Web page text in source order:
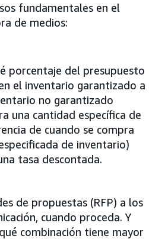
fundamentales en el
de medios:
porcentaje del presupuesto
el inventario garantizado a
no garantizado
una cantidad específica de
de cuando se compra
de inventario)
tasa descontada.
de propuestas (RFP) a los
cuando proceda. Y
combinación tiene mayor